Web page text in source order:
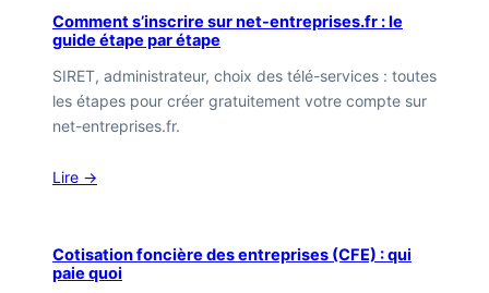
Comment s’inscrire sur net-entreprises.fr : le
guide étape par étape
SIRET, administrateur, choix des télé-services : toutes
les étapes pour créer gratuitement votre compte sur
net-entreprises.fr.
Lire →
Cotisation foncière des entreprises (CFE) : qui
paie quoi